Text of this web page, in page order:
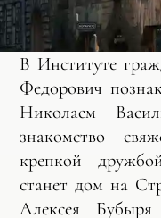
В Институте
Федорович
Николаем
знакомство
крепкой
станет дом на
Алексея